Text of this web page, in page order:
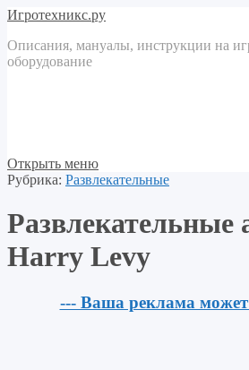
Игротехникс.ру
Описания, мануалы, инструкции на
оборудование
Открыть меню
Рубрика: Развлекательные
Развлекательные
Harry Levy
--- Ваша реклама